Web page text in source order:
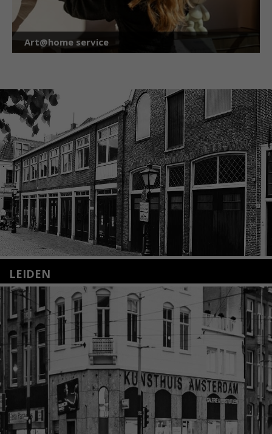
Art@home service
LEIDEN
Nieuwstraat 35
2312 KA Leiden
+31(0)71 – 52 84 480
info@kunsthuisleiden.nl
Lees meer